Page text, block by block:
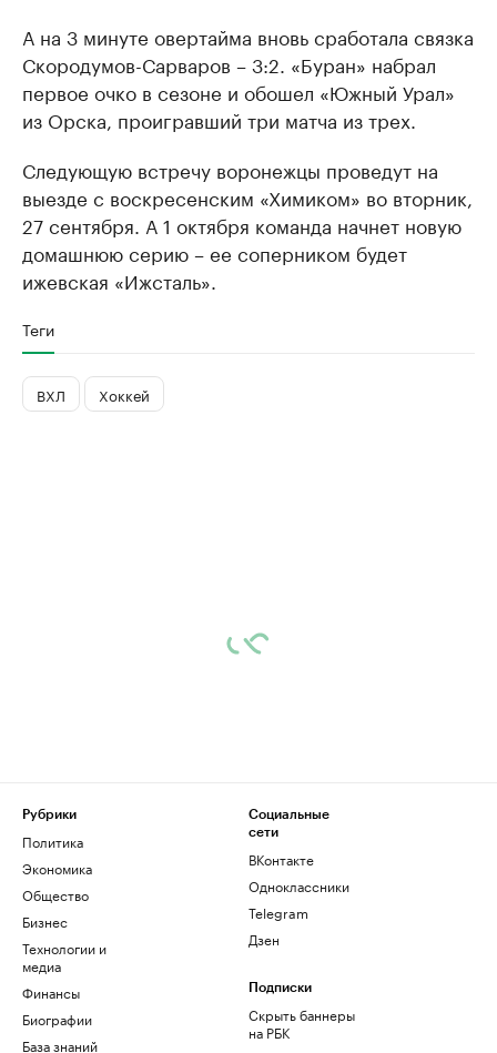
А на 3 минуте овертайма вновь сработала связка
Скородумов-Сарваров – 3:2. «Буран» набрал
первое очко в сезоне и обошел «Южный Урал»
из Орска, проигравший три матча из трех.
Следующую встречу воронежцы проведут на
выезде с воскресенским «Химиком» во вторник,
27 сентября. А 1 октября команда начнет новую
домашнюю серию – ее соперником будет
ижевская «Ижсталь».
Теги
ВХЛ Хоккей
Рубрики
Политика
Экономика
Общество
Бизнес
Технологии и
медиа
Финансы
Биографии
База знаний
Социальные
сети
ВКонтакте
Одноклассники
Telegram
Дзен
Подписки
Скрыть баннеры
на РБК